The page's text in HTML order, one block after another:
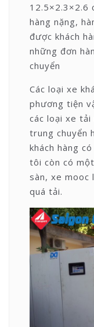
12.5×2.3×2.6
hàng nặng,
được khách
những đơn
chuyển
Các loại xe
phương tiện
các loại xe
trung chuyển
khách hàng
tôi còn có
sàn, xe mooc
quá tải.